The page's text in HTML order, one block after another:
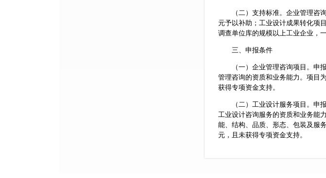
（二）支持标准。企业管理咨询
元予以补助；工业设计成果转化项
调查单位库的规模以上工业企业，
三、申报条件
（一）企业管理咨询项目。申报
管理咨询的资质和业务能力。项目
获得专项资金支持。
（二）工业设计服务项目。申报
工业设计咨询服务的资质和业务能
能、结构、品质、形态、包装及服
元，且未获得专项资金支持。